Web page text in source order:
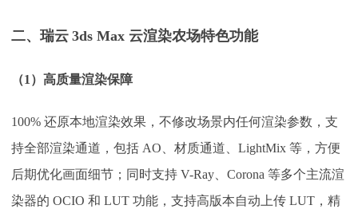
二、瑞云 3ds Max 云渲染农场特色功能
（1 ） 高质量渲染保障
100% 还原本地渲染效果，不修改场景内任何渲染参数，支
持全部渲染通道，包括 AO、材质通道、LightMix 等，方便
后期优化画面细节；同时支持 V-Ray、Corona 等多个主流渲
染器的 OCIO 和 LUT 功能，支持高版本自动上传 LUT，精